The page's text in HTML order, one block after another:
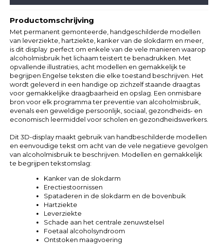
Productomschrijving
Met permanent gemonteerde, handgeschilderde modellen
van leverziekte, hartziekte, kanker van de slokdarm en meer,
is dit display perfect om enkele van de vele manieren waarop
alcoholmisbruik het lichaam teistert te benadrukken. Met
opvallende illustraties, acht modellen en gemakkelijk te
begrijpen Engelse teksten die elke toestand beschrijven. Het
wordt geleverd in een handige op zichzelf staande draagtas
voor gemakkelijke draagbaarheid en opslag. Een onmisbare
bron voor elk programma ter preventie van alcoholmisbruik,
evenals een geweldige persoonlijk, sociaal, gezondheids- en
economisch leermiddel voor scholen en gezondheidswerkers.
Dit 3D-display maakt gebruik van handbeschilderde modellen
en eenvoudige tekst om acht van de vele negatieve gevolgen
van alcoholmisbruik te beschrijven. Modellen en gemakkelijk
te begrijpen tekstomslag:
Kanker van de slokdarm
Erectiestoornissen
Spataderen in de slokdarm en de bovenbuik
Hartziekte
Leverziekte
Schade aan het centrale zenuwstelsel
Foetaal alcoholsyndroom
Ontstoken maagvoering